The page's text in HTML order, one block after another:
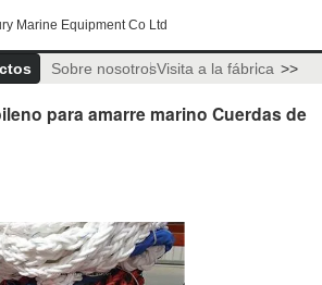
Marine Equipment Co Ltd
Sobre nosotrosVisita a la fábrica >>
para amarre marino Cuerdas de